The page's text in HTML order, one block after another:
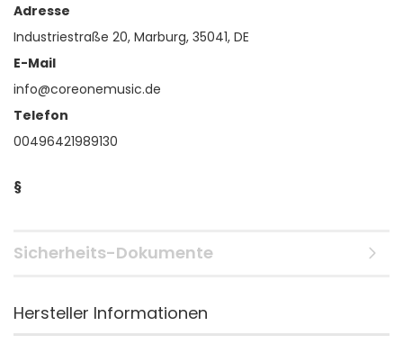
Adresse
Industriestraße 20, Marburg, 35041, DE
E-Mail
info@coreonemusic.de
Telefon
00496421989130
§
Sicherheits-Dokumente
Hersteller Informationen